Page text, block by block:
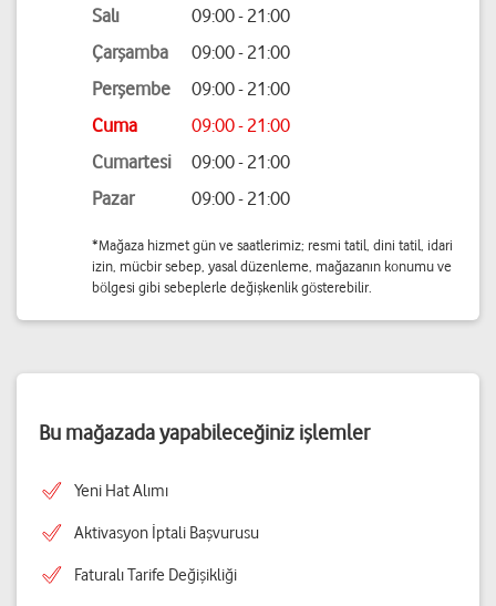
Salı
09:00 - 21:00
Çarşamba
09:00 - 21:00
Perşembe
09:00 - 21:00
Cuma
09:00 - 21:00
Cumartesi
09:00 - 21:00
Pazar
09:00 - 21:00
*Mağaza hizmet gün ve saatlerimiz; resmi tatil, dini tatil, idari
izin, mücbir sebep, yasal düzenleme, mağazanın konumu ve
bölgesi gibi sebeplerle değişkenlik gösterebilir.
Bu mağazada yapabileceğiniz işlemler
Yeni Hat Alımı
Aktivasyon İptali Başvurusu
Faturalı Tarife Değişikliği